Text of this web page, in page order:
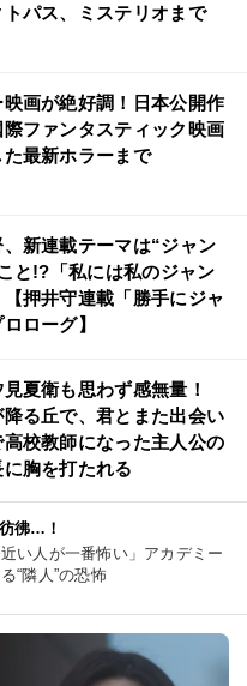
パス、ミステリオまで
画が絶好調！日本公開作
ファンタスティック映画
最新ホラーまで
新連載テーマは“ジャン
と!?「私には私のジャン
押井守連載「勝手にジャ
ローグ】
夏衛も思わず感無量！
降る丘で、君とまた出会い
校教師になった主人公の
胸を打たれる
彿…！
近い人が一番怖い」アカデミー
“隣人”の恐怖